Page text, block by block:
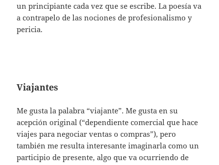
un principiante cada vez que se escribe. La poesía va
a contrapelo de las nociones de profesionalismo y
pericia.
Viajantes
Me gusta la palabra “viajante”. Me gusta en su
acepción original (“dependiente comercial que hace
viajes para negociar ventas o compras”), pero
también me resulta interesante imaginarla como un
participio de presente, algo que va ocurriendo de